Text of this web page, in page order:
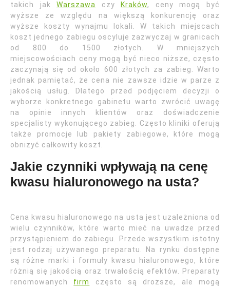
takich jakWarszawa czy Kraków, ceny mogą być
wyższe ze względu na większą konkurencję oraz
wyższe koszty wynajmu lokali. W takich miejscach
koszt jednego zabiegu oscyluje zazwyczaj w granicach
od 800 do 1500 złotych. W mniejszych
miejscowościach ceny mogą być nieco niższe, często
zaczynają się od około 600 złotych za zabieg. Warto
jednak pamiętać, że cena nie zawsze idzie w parze z
jakością usług. Dlatego przed podjęciem decyzji o
wyborze konkretnego gabinetu warto zwrócić uwagę
na opinie innych klientów oraz doświadczenie
specjalisty wykonującego zabieg. Często kliniki oferują
także promocje lub pakiety zabiegowe, które mogą
obniżyć całkowity koszt.
Jakie czynniki wpływają na cenę
kwasu hialuronowego na usta?
Cena kwasu hialuronowego na usta jest uzależniona od
wielu czynników, które warto mieć na uwadze przed
przystąpieniem do zabiegu. Przede wszystkim istotny
jest rodzaj używanego preparatu. Na rynku dostępne
są różne marki i formuły kwasu hialuronowego, które
różnią się jakością oraz trwałością efektów. Preparaty
renomowanych firm
często są droższe, ale mogą